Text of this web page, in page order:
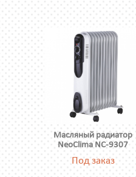
Масляный радиатор
NeoClima NC-9307
Под заказ